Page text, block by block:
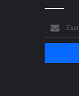
tu
correo